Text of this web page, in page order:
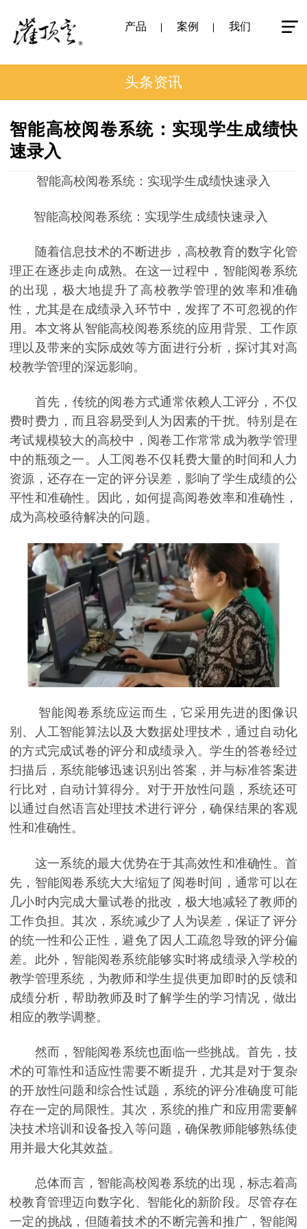
产品 案例 我们
头条资讯
智能高校阅卷系统：实现学生成绩快
速录入
智能高校阅卷系统：实现学生成绩快速录入
智能高校阅卷系统：实现学生成绩快速录入
随着信息技术的不断进步，高校教育的数字化管
理正在逐步走向成熟。在这一过程中，智能阅卷系统
的出现，极大地提升了高校教学管理的效率和准确
性，尤其是在成绩录入环节中，发挥了不可忽视的作
用。本文将从智能高校阅卷系统的应用背景、工作原
理以及带来的实际成效等方面进行分析，探讨其对高
校教学管理的深远影响。
首先，传统的阅卷方式通常依赖人工评分，不仅
费时费力，而且容易受到人为因素的干扰。特别是在
考试规模较大的高校中，阅卷工作常常成为教学管理
中的瓶颈之一。人工阅卷不仅耗费大量的时间和人力
资源，还存在一定的评分误差，影响了学生成绩的公
平性和准确性。因此，如何提高阅卷效率和准确性，
成为高校亟待解决的问题。
智能阅卷系统应运而生，它采用先进的图像识
别、人工智能算法以及大数据处理技术，通过自动化
的方式完成试卷的评分和成绩录入。学生的答卷经过
扫描后，系统能够迅速识别出答案，并与标准答案进
行比对，自动计算得分。对于开放性问题，系统还可
以通过自然语言处理技术进行评分，确保结果的客观
性和准确性。
这一系统的最大优势在于其高效性和准确性。首
先，智能阅卷系统大大缩短了阅卷时间，通常可以在
几小时内完成大量试卷的批改，极大地减轻了教师的
工作负担。其次，系统减少了人为误差，保证了评分
的统一性和公正性，避免了因人工疏忽导致的评分偏
差。此外，智能阅卷系统能够实时将成绩录入学校的
教学管理系统，为教师和学生提供更加即时的反馈和
成绩分析，帮助教师及时了解学生的学习情况，做出
相应的教学调整。
然而，智能阅卷系统也面临一些挑战。首先，技
术的可靠性和适应性需要不断提升，尤其是对于复杂
的开放性问题和综合性试题，系统的评分准确度可能
存在一定的局限性。其次，系统的推广和应用需要解
决技术培训和设备投入等问题，确保教师能够熟练使
用并最大化其效益。
总体而言，智能高校阅卷系统的出现，标志着高
校教育管理迈向数字化、智能化的新阶段。尽管存在
一定的挑战，但随着技术的不断完善和推广，智能阅